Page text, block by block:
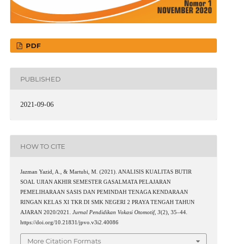
PDF
PUBLISHED
2021-09-06
HOW TO CITE
Jazman Yazid, A., & Martubi, M. (2021). ANALISIS KUALITAS BUTIR
SOAL UJIAN AKHIR SEMESTER GASALMATA PELAJARAN
PEMELIHARAAN SASIS DAN PEMINDAH TENAGA KENDARAAN
RINGAN KELAS XI TKR DI SMK NEGERI 2 PRAYA TENGAH TAHUN
AJARAN 2020/2021. Jurnal Pendidikan Vokasi Otomotif, 3(2), 35–44.
https://doi.org/10.21831/jpvo.v3i2.40086
More Citation Formats